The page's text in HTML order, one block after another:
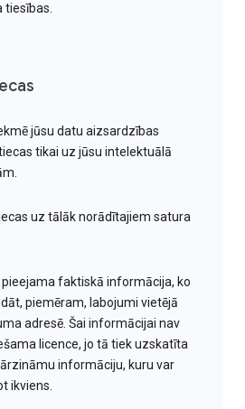
tiesības.
jūsu datu aizsardzības
tikai uz jūsu intelektuālā
uz tālāk norādītajiem satura
pieejama faktiskā informācija, ko
piemēram, labojumi vietējā
adresē. Šai informācijai nav
licence, jo tā tiek uzskatīta
informāciju, kuru var
ikviens.